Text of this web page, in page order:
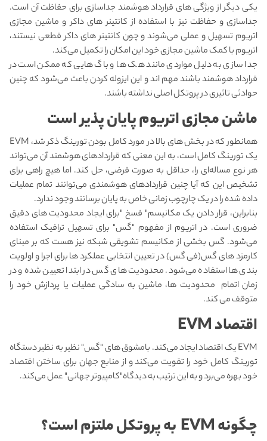
یکی دیگر از ویژگی های قرارداد هوشمند جداسازی برای حفاظت آن است.
جداسازی و حفاظت نیز با استفاده از کانتینر های داکر و ماشین مجازی
اتریوم تسهیل و عملی می‌شوند و چون کانتینر های داکر قطعی نیستند،
اتریوم با کمک ماشین مجازی خود این امکان را تکمیل می‌کند.
جدا سازی به دلیل مواردی مانند هک ها و باگ هایی که ممکن است در
قرارداد هوشمند باشند مهم اند و این ایزوله کردن باعث می‌شود که چنین
حوادثی تاثیری در پروتکل اصلی نداشته باشند.
ماشن مجازی اتریومپایان پذیر است
همانطور که در بخش های بالا در مورد کامل بودن تورینگ ذکر شد، EVM
یک تورینگ کامل است، به این معنی که قراردادهای هوشمند آن می‌تواند
هر نوع مساله‌ای را، حداقل به صورت فرضی، حل کند. اما هیچ راهی برای
تشخیص این که آیا چنین قراردادهای هوشمندی می‌توانند تمام عملیات
داده شده را در یک چارچوب زمانی خاص به پایان برسانند وجود ندارد.
بنابراین، قرار دادن یک مکانیسم" فسخ "برای ایجاد محدودیت های دقیق
ضروری است. در اتریوم از مفهوم "گس" برای تسهیل ترافیک استفاده
می‌شود. گس بخشی از مکانیسم تشویقی شبکه نیز هست که بر مبنای
کارمزد های گس(فی گس) در تعیین انتخابی عملکرد ها برای اجرا و اولویت
بندی ها استفاده می‌شود. محدودیت های گس در ابتدا تعیین شده و در
زمان اتمام محدودیت ها، ماشین به سادگی عملیات یا پردازش خود را
متوقف می کند.
اقتصادEVM
EVM یک اقتصاد ایجاد می‌کند. بامشوق های "گس" نظیر به نظیر دستگاه
تورینگ کامل خود را تقویت می‌کند و از منابع جهان برای ساختن اقتصاد
خود بهره می‌برد و به این ترتیب به دیدگاه"کامپیوتر جهانی" عمل می‌کند.
چگونهEVM بهپروتکل ملتزم است؟